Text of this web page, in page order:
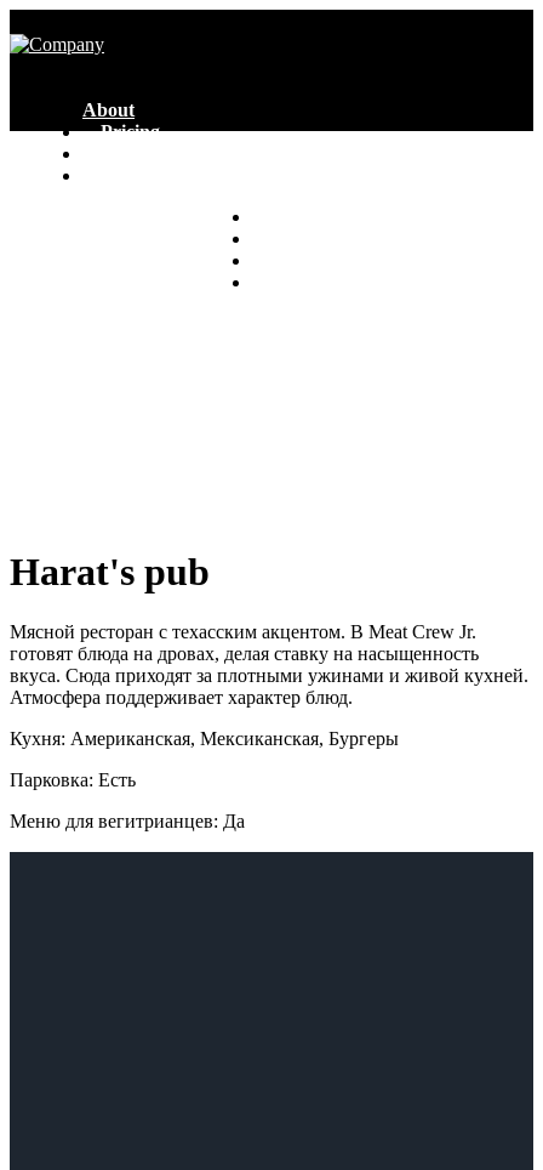
About
Pricing
Harat's pub
Мясной ресторан с техасским акцентом. В Meat Crew Jr.
готовят блюда на дровах, делая ставку на насыщенность
вкуса. Сюда приходят за плотными ужинами и живой кухней.
Атмосфера поддерживает характер блюд.
Кухня: Американская, Мексиканская, Бургеры
Парковка: Есть
Меню для вегитрианцев: Да